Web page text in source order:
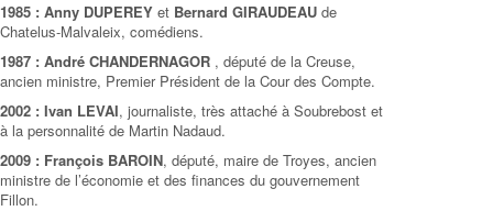
1985 : Anny DUPEREY et Bernard GIRAUDEAU de
Chatelus-Malvaleix, comédiens.
1987 : André CHANDERNAGOR , député de la Creuse,
ancien ministre, Premier Président de la Cour des Compte.
2002 : Ivan LEVAI, journaliste, très attaché à Soubrebost et
à la personnalité de Martin Nadaud.
2009 : François BAROIN, député, maire de Troyes, ancien
ministre de l’économie et des finances du gouvernement
Fillon.